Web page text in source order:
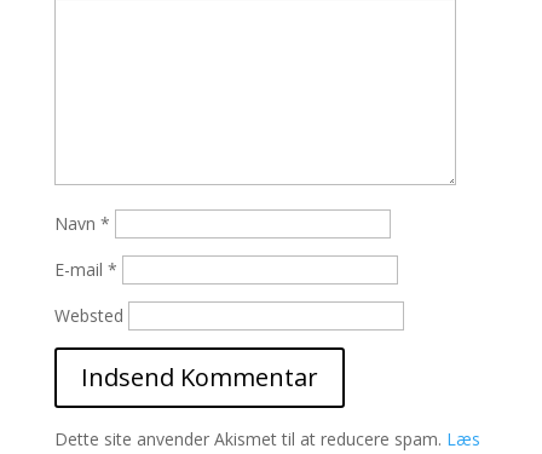
Navn *
E-mail *
Websted
Dette site anvender Akismet til at reducere spam. Læs